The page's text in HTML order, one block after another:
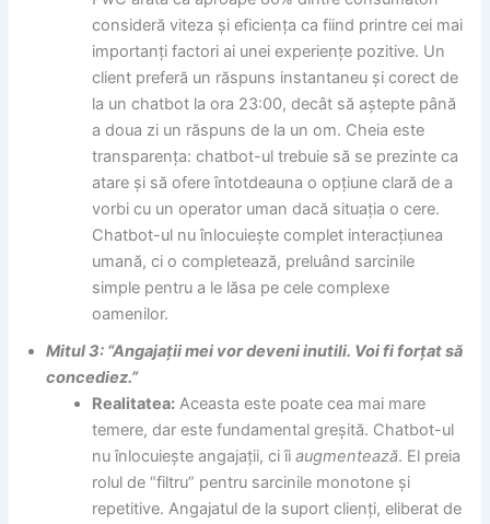
consideră viteza și eficiența ca fiind printre cei mai
importanți factori ai unei experiențe pozitive. Un
client preferă un răspuns instantaneu și corect de
la un chatbot la ora 23:00, decât să aștepte până
a doua zi un răspuns de la un om. Cheia este
transparența: chatbot-ul trebuie să se prezinte ca
atare și să ofere întotdeauna o opțiune clară de a
vorbi cu un operator uman dacă situația o cere.
Chatbot-ul nu înlocuiește complet interacțiunea
umană, ci o completează, preluând sarcinile
simple pentru a le lăsa pe cele complexe
oamenilor.
Mitul 3: “Angajații mei vor deveni inutili. Voi fi forțat să
concediez.”
Realitatea: Aceasta este poate cea mai mare
temere, dar este fundamental greșită. Chatbot-ul
nu înlocuiește angajații, ci îiaugmentează. El preia
rolul de “filtru” pentru sarcinile monotone și
repetitive. Angajatul de la suport clienți, eliberat de